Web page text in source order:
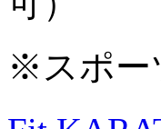
※スポー